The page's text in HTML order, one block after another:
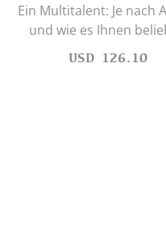
Ein Multitalent: Je nach
und wie es Ihnen
USD 126.10